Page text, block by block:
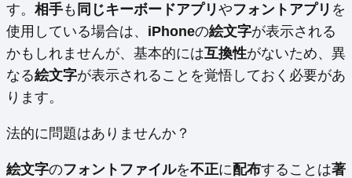
す。 相手も 同じキーボードアプリ やフォントアプリ を
使用している場合は、 iPhoneの絵文字が表示される
かもしれませんが、基本的には互換性がないため、異
なる絵文字が表示されることを覚悟しておく必要があ
ります。
法的に問題はありませんか？
絵文字のフォントファイルを不正に配布することは著